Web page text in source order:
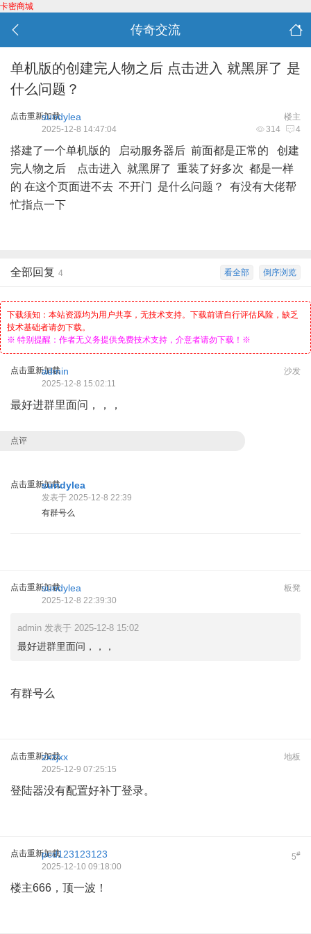
卡密商城
传奇交流
单机版的创建完人物之后 点击进入 就黑屏了 是
什么问题？
点击重新加载 楼主
sundylea
314 4
2025-12-8 14:47:04
搭建了一个单机版的 启动服务器后 前面都是正常的 创建
完人物之后 点击进入 就黑屏了 重装了好多次 都是一样
的 在这个页面进不去 不开门 是什么问题？ 有没有大佬帮
忙指点一下
倒序浏览
看全部
全部回复 4
下载须知：本站资源均为用户共享，无技术支持。下载前请自行评估风险，缺乏
技术基础者请勿下载。
※ 特别提醒：作者无义务提供免费技术支持，介意者请勿下载！※
点击重新加载 沙发
admin
2025-12-8 15:02:11
最好进群里面问，，，
点评
点击重新加载sundylea
发表于 2025-12-8 22:39
有群号么
点击重新加载 板凳
sundylea
2025-12-8 22:39:30
admin 发表于 2025-12-8 15:02
最好进群里面问，，，
有群号么
点击重新加载 地板
zxzjxx
2025-12-9 07:25:15
登陆器没有配置好补丁登录。
点击重新加载 5#
pcd123123123
2025-12-10 09:18:00
楼主666，顶一波！